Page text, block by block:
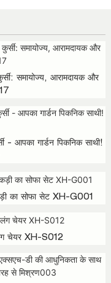
समायोज्य, आरामदायक और
- आपका गार्डन पिकनिक साथी!
का सोफा सेट XH-G001
चेयर XH-S012